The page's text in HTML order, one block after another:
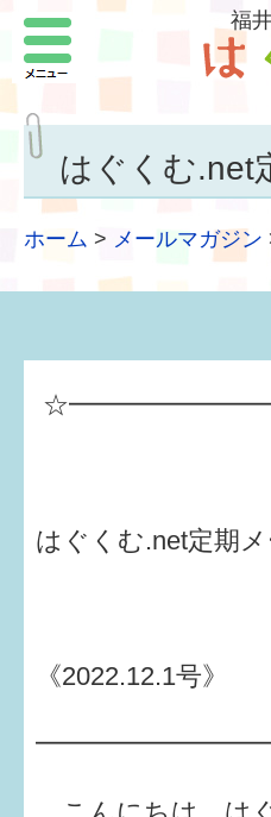
福
はぐくむ.net
ホーム > メールマガジン
はぐくむ.net定期
《2022.12.1号》
メニュー
結婚したい
子どもがほしい
子どもを育てよう
健診・予防接種
子どもを預けたい